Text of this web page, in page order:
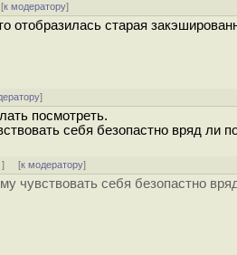
к модератору]
отобразилась старая
]
посмотреть.
себя безопастно вряд ли
] [к модератору]
чувствовать себя безопастно